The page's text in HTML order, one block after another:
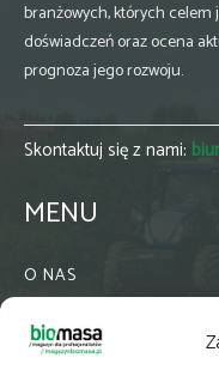
branżowych, których celem
doświadczeń oraz ocena
prognoza jego rozwoju.
Skontaktuj się z nami:
MENU
O NAS
WSPÓŁPRACA